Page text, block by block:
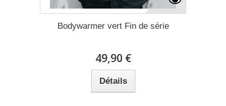
Bodywarmer vert Fin de série
49,90 €
Détails